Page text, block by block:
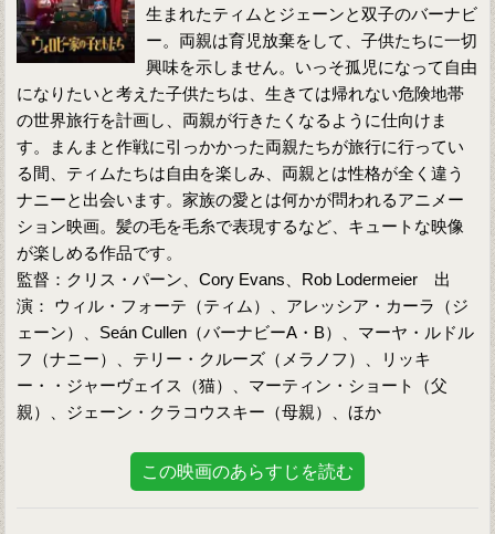
生まれたティムとジェーンと双子のバーナビ
ー。両親は育児放棄をして、子供たちに一切
興味を示しません。いっそ孤児になって自由
になりたいと考えた子供たちは、生きては帰れない危険地帯
の世界旅行を計画し、両親が行きたくなるように仕向けま
す。まんまと作戦に引っかかった両親たちが旅行に行ってい
る間、ティムたちは自由を楽しみ、両親とは性格が全く違う
ナニーと出会います。家族の愛とは何かが問われるアニメー
ション映画。髪の毛を毛糸で表現するなど、キュートな映像
が楽しめる作品です。
監督：クリス・パーン、Cory Evans、Rob Lodermeier 出
演： ウィル・フォーテ（ティム）、アレッシア・カーラ（ジ
ェーン）、Seán Cullen（バーナビーA・B）、マーヤ・ルドル
フ（ナニー）、テリー・クルーズ（メラノフ）、リッキ
ー・・ジャーヴェイス（猫）、マーティン・ショート（父
親）、ジェーン・クラコウスキー（母親）、ほか
この映画のあらすじを読む